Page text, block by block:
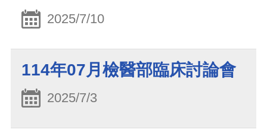
2025/7/10
114年07月檢醫部臨床討論會
2025/7/3